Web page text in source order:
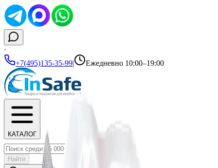
·
+7(495)135-35-99| Ежедневно 10:00–19:00
КАТАЛОГ
Найти